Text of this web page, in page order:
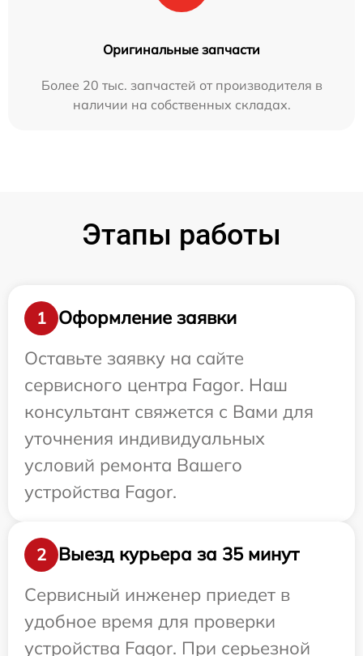
Оригинальные запчасти
Более 20 тыс. запчастей от производителя в
наличии на собственных складах.
Этапы работы
1
Оформление заявки
Оставьте заявку на сайте
сервисного центра Fagor. Наш
консультант свяжется с Вами для
уточнения индивидуальных
условий ремонта Вашего
устройства Fagor.
2
Выезд курьера за 35 минут
Сервисный инженер приедет в
удобное время для проверки
устройства Fagor. При серьезной